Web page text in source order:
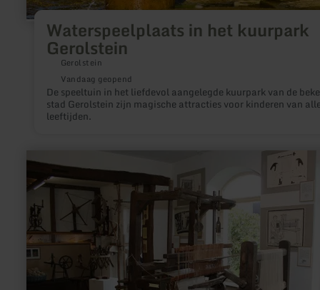
Waterspeelplaats in het kuurpark
Gerolstein
Gerolstein
Vandaag geopend
De speeltuin in het liefdevol aangelegde kuurpark van de
stad Gerolstein zijn magische attracties voor kinderen van
leeftijden.
informatie
over:
Handwebmuseum
Rupperath